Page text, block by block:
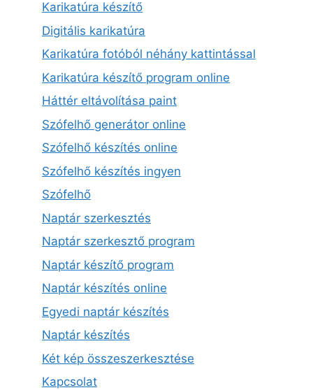
Karikatúra készítő
Digitális karikatúra
Karikatúra fotóból néhány kattintással
Karikatúra készítő program online
Háttér eltávolítása paint
Szófelhő generátor online
Szófelhő készítés online
Szófelhő készítés ingyen
Szófelhő
Naptár szerkesztés
Naptár szerkesztő program
Naptár készítő program
Naptár készítés online
Egyedi naptár készítés
Naptár készítés
Két kép összeszerkesztése
Kapcsolat